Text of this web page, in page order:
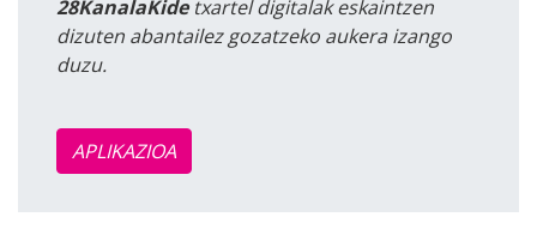
28KanalaKidetxartel digitalak eskaintzen
dizuten abantailez gozatzeko aukera izango
duzu.
APLIKAZIOA